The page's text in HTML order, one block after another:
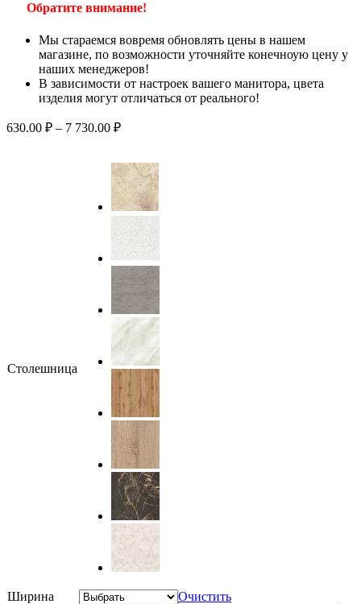
Обратите внимание!
Мы стараемся вовремя обновлять цены в нашем
магазине, по возможности уточняйте конечноую цену у
наших менеджеров!
В зависимости от настроек вашего манитора, цвета
изделия могут отличаться от реального!
630.00 ₽ – 7 730.00 ₽
Столешница
Ширина
Очистить